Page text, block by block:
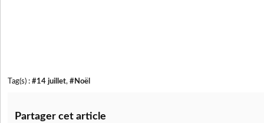
Tag(s) : #14 juillet, #Noël
Partager cet article